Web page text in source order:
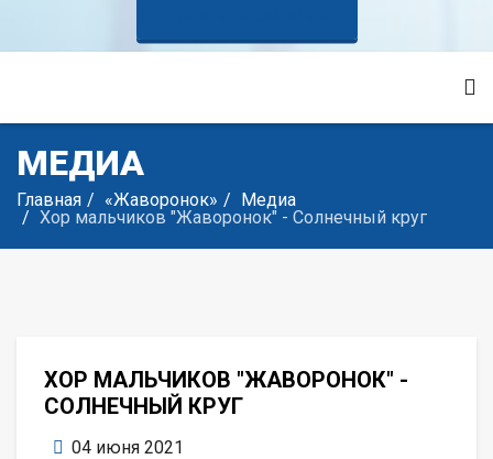
МЕДИА
Главная «Жаворонок»
Медиа
Хор мальчиков "Жаворонок" - Солнечный круг
ХОР МАЛЬЧИКОВ "ЖАВОРОНОК" -
СОЛНЕЧНЫЙ КРУГ
04 июня 2021